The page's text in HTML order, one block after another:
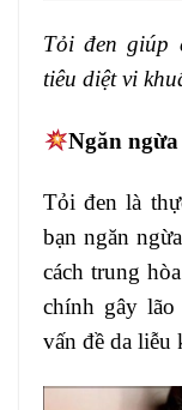
Tỏi đen giúp
tiêu diệt vi
Ngăn
Tỏi đen là
bạn ngăn
cách trung
chính gây lão
vấn đề da liễu